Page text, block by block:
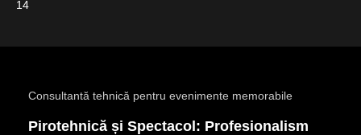
Consultantă tehnică pentru evenimente memorabile
Pirotehnică și Spectacol: Profesionalism